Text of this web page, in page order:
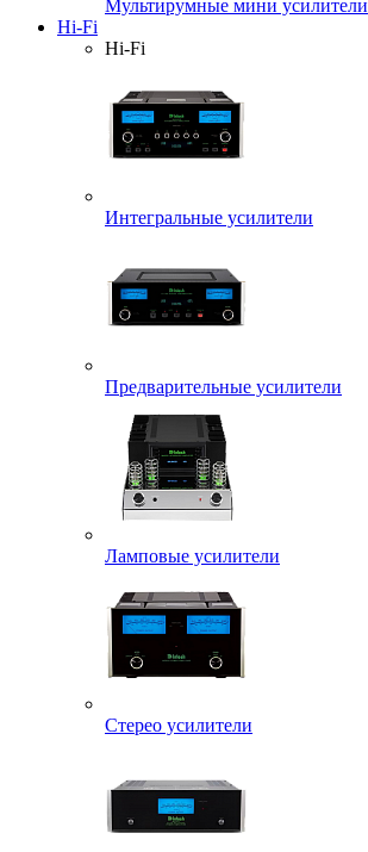
Мультирумные мини усилители
Hi-Fi
Hi-Fi
Интегральные усилители
Предварительные усилители
Ламповые усилители
Стерео усилители